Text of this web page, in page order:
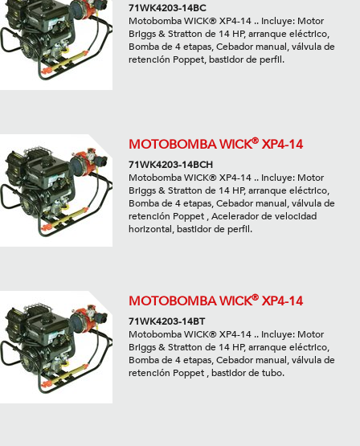
71WK4203-14BC
Motobomba WICK® XP4-14 .. Incluye: Motor
Briggs & Stratton de 14 HP, arranque eléctrico,
Bomba de 4 etapas, Cebador manual, válvula de
retención Poppet, bastidor de perfil.
MOTOBOMBA WICK® XP4-14
71WK4203-14BCH
Motobomba WICK® XP4-14 .. Incluye: Motor
Briggs & Stratton de 14 HP, arranque eléctrico,
Bomba de 4 etapas, Cebador manual, válvula de
retención Poppet , Acelerador de velocidad
horizontal, bastidor de perfil.
MOTOBOMBA WICK® XP4-14
71WK4203-14BT
Motobomba WICK® XP4-14 .. Incluye: Motor
Briggs & Stratton de 14 HP, arranque eléctrico,
Bomba de 4 etapas, Cebador manual, válvula de
retención Poppet , bastidor de tubo.